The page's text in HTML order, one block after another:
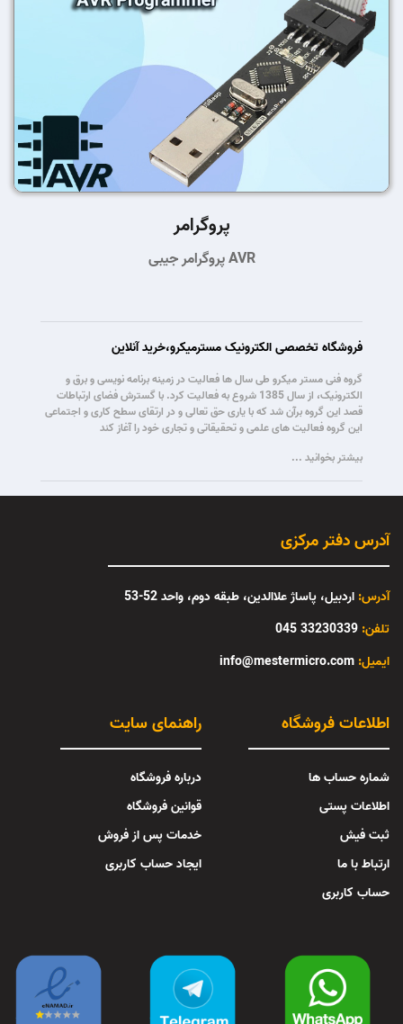
پروگرامر
پروگرامر جیبی AVR
فروشگاه تخصصی الکترونیک مسترمیکرو،خرید آنلاین
گروه فنی مستر میکرو طی سال ها فعالیت در زمینه برنامه نویسی و برق و
الکترونیک، از سال 1385 شروع به فعالیت کرد. با گسترش فضای ارتباطات
قصد این گروه برآن شد که با یاری حق تعالی و در ارتقای سطح کاری و اجتماعی
این گروه فعالیت های علمی و تحقیقاتی و تجاری خود را آغاز کند
بیشتر بخوانید ...
آدرس دفتر مرکزی
آدرس: اردبیل، پاساژ علاالدین، طبقه دوم، واحد 52-53
تلفن: 33230339 045
info@mestermicro.com :ایمیل
راهنمای سایت
درباره فروشگاه
قوانین فروشگاه
خدمات پس از فروش
ایجاد حساب کاربری
اطلاعات فروشگاه
شماره حساب ها
اطلاعات پستی
ثبت فیش
ارتباط با ما
حساب کاربری